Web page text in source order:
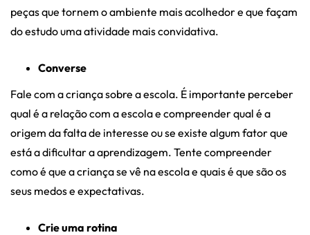
peças que tornem o ambiente mais acolhedor e que façam
do estudo uma atividade mais convidativa.
Converse
Fale com a criança sobre a escola. É importante perceber
qual é a relação com a escola e compreender qual é a
origem da falta de interesse ou se existe algum fator que
está a dificultar a aprendizagem. Tente compreender
como é que a criança se vê na escola e quais é que são os
seus medos e expectativas.
Crie uma rotina